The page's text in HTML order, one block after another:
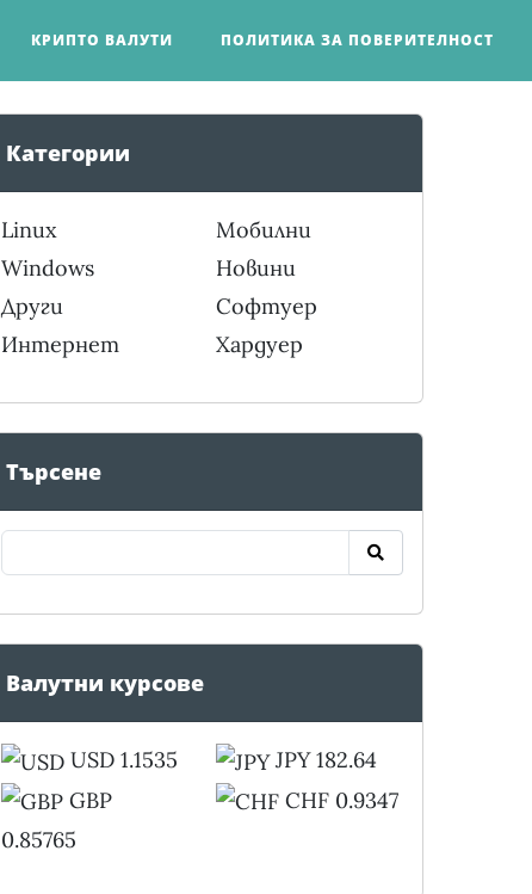
КРИПТО ВАЛУТИ ПОЛИТИКА ЗА ПОВЕРИТЕЛНОСТ
Категории
Linux
Windows
Други
Интернет
Мобилни
Новини
Софтуер
Хардуер
Търсене
Валутни курсове
USD 1.1535
GBP
0.85765
JPY 182.64
CHF 0.9347